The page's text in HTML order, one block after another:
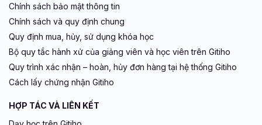
Chính sách bảo mật thông tin
Chính sách và quy định chung
Quy định mua, hủy, sử dụng khóa học
Bộ quy tắc hành xử của giảng viên và học viên trên Gitiho
Quy trình xác nhận – hoàn, hủy đơn hàng tại hệ thống Gitiho
Cách lấy chứng nhận Gitiho
HỢP TÁC VÀ LIÊN KẾT